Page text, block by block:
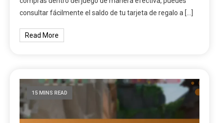
consultar fácilmente el saldo de tu tarjeta de regalo a […]
Read More
15 MINS READ